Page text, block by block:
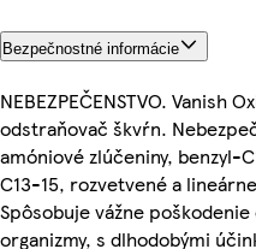
Bezpečnostné informácie
NEBEZPEČENSTVO. Vanish
odstraňovač škvŕn.
amóniové zlúčeniny, benzyl-
C13-15, rozvetvené a
Spôsobuje vážne
organizmy, s dlhodobými